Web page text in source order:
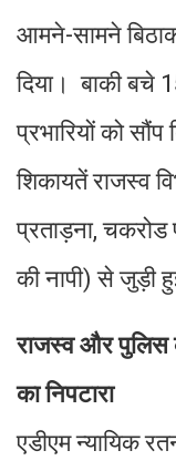
आमने-सामने
दिया। बाकी बचे
प्रभारियों को
शिकायतें राजस्व
प्रताड़ना,
की नापी) से जुड़ी
राजस्व और पुलिस
का निपटारा
एडीएम न्यायिक